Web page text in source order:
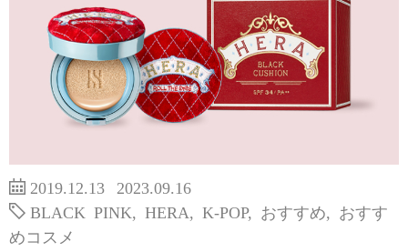
2019.12.13
2023.09.16
BLACK PINK
HERA K-POP, おすすめ
おすす
めコスメ